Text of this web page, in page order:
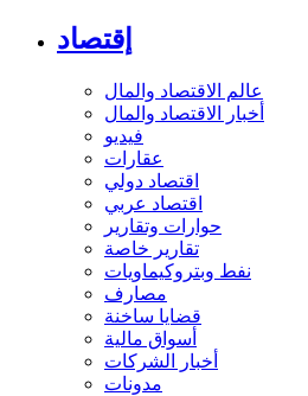
إقتصاد
عالم الاقتصاد والمال
أخبار الاقتصاد والمال
فيديو
عقارات
اقتصاد دولي
اقتصاد عربي
حوارات وتقارير
تقارير خاصة
نفط وبتروكيماويات
مصارف
قضايا ساخنة
أسواق مالية
أخبار الشركات
مدونات